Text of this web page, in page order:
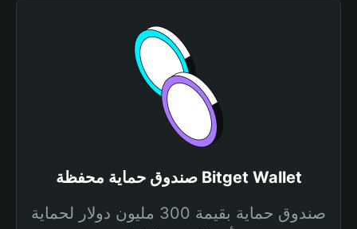
صندوق حماية محفظة Bitget Wallet
صندوق حماية بقيمة 300 مليون دولار لحماية